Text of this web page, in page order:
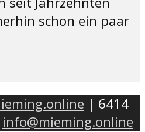
schon ein paar
| 6414
info@mieming.online